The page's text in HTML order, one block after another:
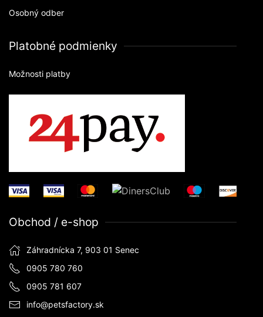
Osobný odber
Platobné podmienky
Možnosti platby
Obchod / e-shop
Záhradnícka 7, 903 01 Senec
0905 780 760
0905 781 607
info@petsfactory.sk